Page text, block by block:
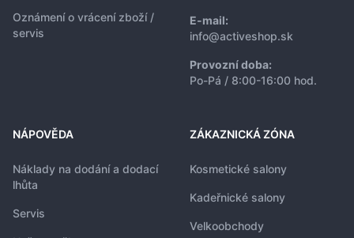
Oznámení o vrácení zboží /
servis
E-mail:
info@activeshop.sk
Provozní doba:
Po-Pá / 8:00-16:00 hod.
NÁPOVĚDA
Náklady na dodání a dodací
lhůta
Servis
ZÁKAZNICKÁ ZÓNA
Kosmetické salony
Kadeřnické salony
Velkoobchody